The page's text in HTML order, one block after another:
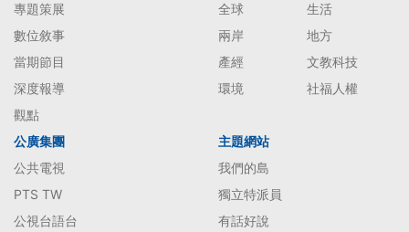
專題策展
數位敘事
當期節目
深度報導
觀點
全球
生活
兩岸
地方
產經
文教科技
環境
社福人權
公廣集團
公共電視
PTS TW
公視台語台
主題網站
我們的島
獨立特派員
有話好說